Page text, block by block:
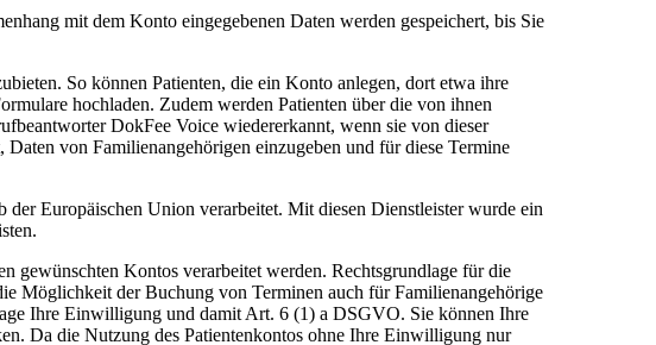
mit dem Konto eingegebenen Daten werden gespeichert, bis Sie
So können Patienten, die ein Konto anlegen, dort etwa ihre
hochladen. Zudem werden Patienten über die von ihnen
DokFee Voice wiedererkannt, wenn sie von dieser
von Familienangehörigen einzugeben und für diese Termine
Europäischen Union verarbeitet. Mit diesen Dienstleister wurde ein
gewünschten Kontos verarbeitet werden. Rechtsgrundlage für die
Möglichkeit der Buchung von Terminen auch für Familienangehörige
Ihre Einwilligung und damit Art. 6 (1) a DSGVO. Sie können Ihre
Da die Nutzung des Patientenkontos ohne Ihre Einwilligung nur